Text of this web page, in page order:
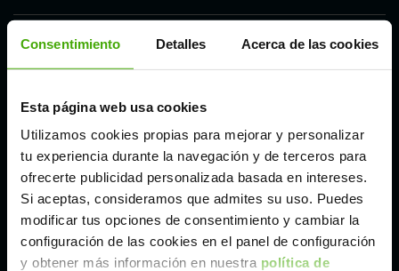
Consentimiento Detalles Acerca de las cookies
Esta página web usa cookies
Utilizamos cookies propias para mejorar y personalizar
tu experiencia durante la navegación y de terceros para
ofrecerte publicidad personalizada basada en intereses.
Si aceptas, consideramos que admites su uso. Puedes
modificar tus opciones de consentimiento y cambiar la
configuración de las cookies en el panel de configuración
y obtener más información en nuestra política de
Córdoba
Madrid
Málaga
Valencia
Zaragoza